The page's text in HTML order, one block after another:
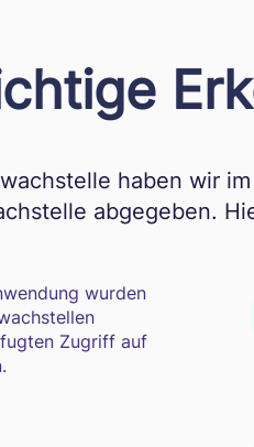
haben wir
abgegeben.
wurden
Zugriff auf